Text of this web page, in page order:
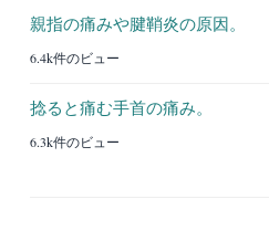
親指の痛みや腱鞘炎の原因。
6.4k件のビュー
捻ると痛む手首の痛み。
6.3k件のビュー